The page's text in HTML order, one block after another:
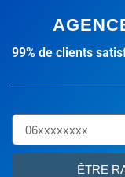
99% de clients
ÊTRE